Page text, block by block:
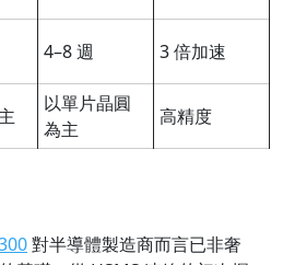
4–8 週 3 倍加速
以單片晶圓
為主
高精度
對半導體製造商而言已非奢